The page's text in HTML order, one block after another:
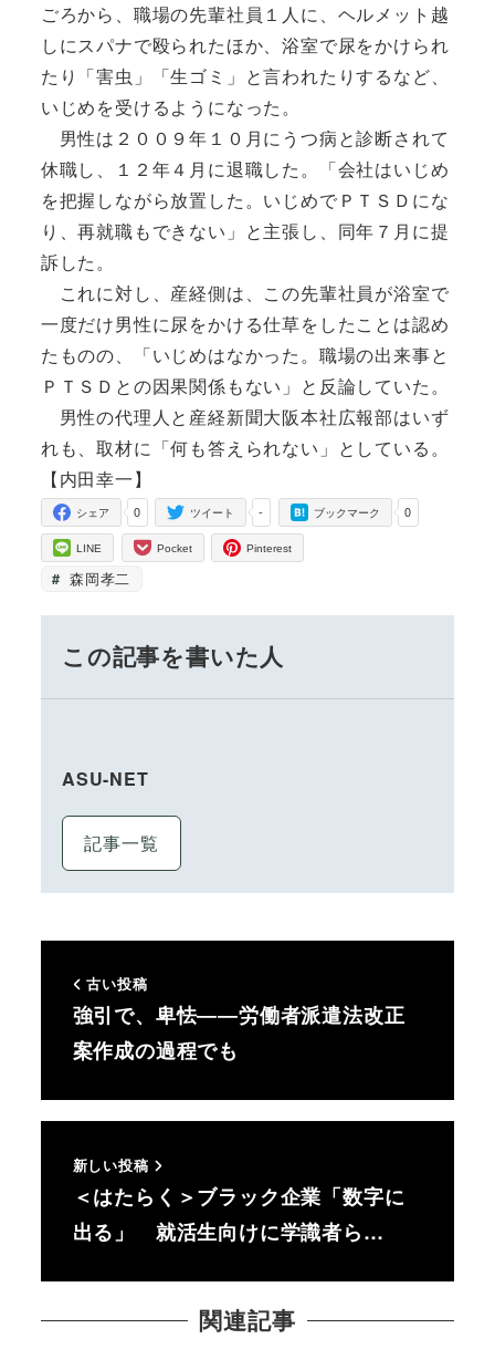
ごろから、職場の先輩社員１人に、ヘルメット越
しにスパナで殴られたほか、浴室で尿をかけられ
たり「害虫」「生ゴミ」と言われたりするなど、
いじめを受けるようになった。
男性は２００９年１０月にうつ病と診断されて
休職し、１２年４月に退職した。「会社はいじめ
を把握しながら放置した。いじめでＰＴＳＤにな
り、再就職もできない」と主張し、同年７月に提
訴した。
これに対し、産経側は、この先輩社員が浴室で
一度だけ男性に尿をかける仕草をしたことは認め
たものの、「いじめはなかった。職場の出来事と
ＰＴＳＤとの因果関係もない」と反論していた。
男性の代理人と産経新聞大阪本社広報部はいず
れも、取材に「何も答えられない」としている。
【内田幸一】
0
シェア -
ツイート 0
ブックマーク
LINE Pocket Pinterest
森岡孝二
この記事を書いた人
ASU-NET
記事一覧
古い投稿
強引で、卑怯――労働者派遣法改正
案作成の過程でも
新しい投稿
＜はたらく＞ブラック企業「数字に
出る」 就活生向けに学識者ら…
関連記事